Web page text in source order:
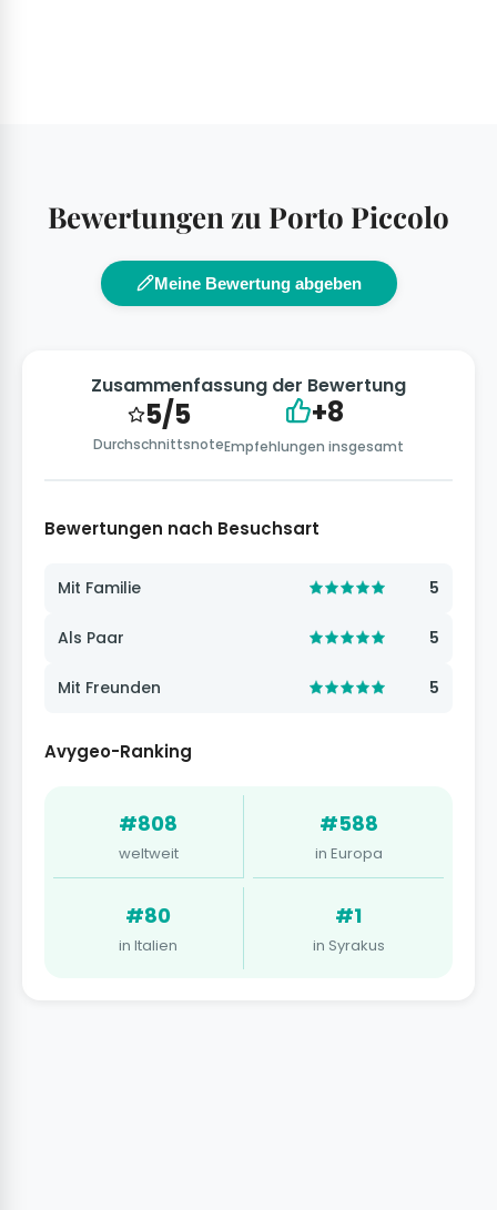
Bewertungen zu Porto Piccolo
Meine Bewertung abgeben
Zusammenfassung der Bewertung
5/5
Durchschnittsnote
+8
Empfehlungen insgesamt
Bewertungen nach Besuchsart
Mit Familie 5
Als Paar 5
Mit Freunden 5
Avygeo-Ranking
#808
weltweit
#588
in Europa
#80
in Italien
#1
in Syrakus